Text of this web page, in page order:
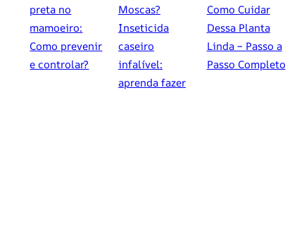
preta no
mamoeiro:
Como prevenir
e controlar?
Moscas?
Inseticida
caseiro
infalível:
aprenda fazer
Como Cuidar
Dessa Planta
Linda – Passo a
Passo Completo